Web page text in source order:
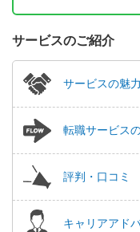
サービスのご紹介
サービスの魅力
転職サービス
評判・口コミ
キャリアアド